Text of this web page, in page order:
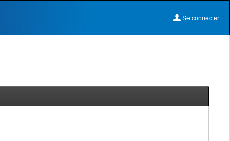
Se connecter